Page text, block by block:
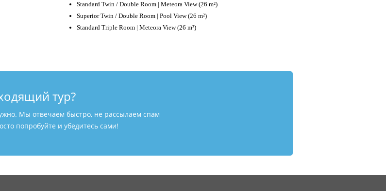
Standard Twin / Double Room | Meteora View (26 m²)
Superior Twin / Double Room | Pool View (26 m²)
Standard Triple Room | Meteora View (26 m²)
тур?
Мы отвечаем быстро, не рассылаем спам
попробуйте и убедитесь сами!